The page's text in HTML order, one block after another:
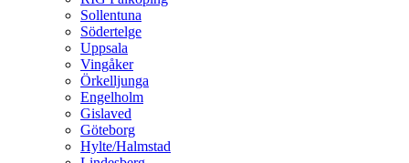
Sollentuna
Södertelge
Uppsala
Vingåker
Örkelljunga
Engelholm
Gislaved
Göteborg
Hylte/Halmstad